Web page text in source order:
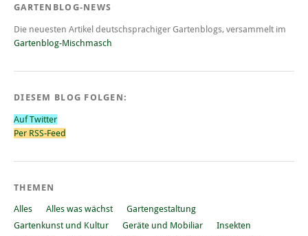
GARTENBLOG-NEWS
Die neuesten Artikel deutschsprachiger Gartenblogs, versammelt im
Gartenblog-Mischmasch
DIESEM BLOG FOLGEN:
Auf Twitter
Per RSS-Feed
THEMEN
Alles Alles was wächst
Gartengestaltung
Gartenkunst und Kultur
Geräte und Mobiliar
Insekten